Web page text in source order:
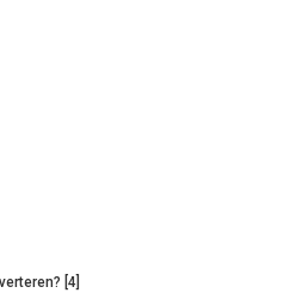
[4]